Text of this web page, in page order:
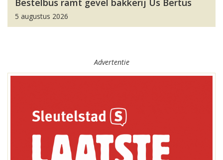
Bestelbus ramt gevel bakkerij Us Bertus
5 augustus 2026
Advertentie